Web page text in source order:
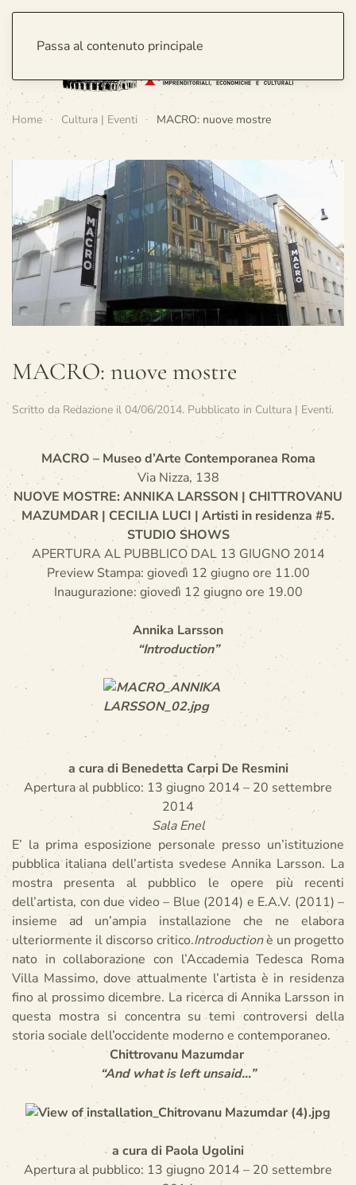
Passa al contenuto principale
Home Cultura | Eventi MACRO: nuove mostre
MACRO: nuove mostre
Scritto da Redazione il 04/06/2014. Pubblicato in Cultura | Eventi.
MACRO – Museo d’Arte Contemporanea Roma
Via Nizza, 138
NUOVE MOSTRE: ANNIKA LARSSON | CHITTROVANU
MAZUMDAR | CECILIA LUCI | Artisti in residenza #5.
STUDIO SHOWS
APERTURA AL PUBBLICO DAL 13 GIUGNO 2014
Preview Stampa: giovedì 12 giugno ore 11.00
Inaugurazione: giovedì 12 giugno ore 19.00
Annika Larsson
“Introduction”
a cura di Benedetta Carpi De Resmini
Apertura al pubblico: 13 giugno 2014 – 20 settembre
2014
Sala Enel
E’ la prima esposizione personale presso un’istituzione
pubblica italiana dell’artista svedese Annika Larsson. La
mostra presenta al pubblico le opere più recenti
dell’artista, con due video – Blue (2014) e E.A.V. (2011) –
insieme ad un’ampia installazione che ne elabora
ulteriormente il discorso critico.Introductionè un progetto
nato in collaborazione con l’Accademia Tedesca Roma
Villa Massimo, dove attualmente l’artista è in residenza
fino al prossimo dicembre. La ricerca di Annika Larsson in
questa mostra si concentra su temi controversi della
storia sociale dell’occidente moderno e contemporaneo.
Chittrovanu Mazumdar
“And what is left unsaid…”
a cura di Paola Ugolini
Apertura al pubblico: 13 giugno 2014 – 20 settembre